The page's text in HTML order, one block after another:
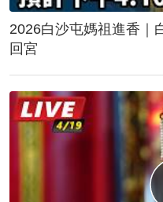
2026白沙屯媽祖進香｜白沙屯媽
回宮